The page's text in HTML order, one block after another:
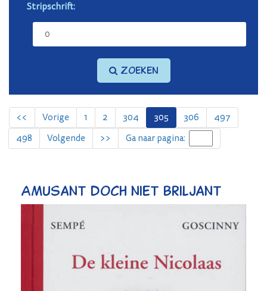
Stripschrift:
Zoeken
<< Vorige 1 2 304 305 306
497
498
Volgende >> Ga naar pagina:
Amusant doch niet briljant